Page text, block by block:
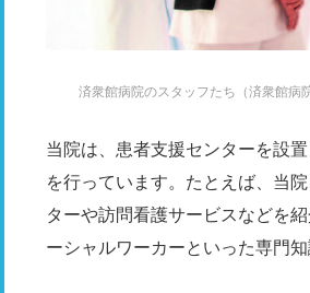
済衆館病院のスタッフたち（済衆館病
当院は、患者支援センターを設
を行っています。たとえば、当
ターや訪問看護サービスなどを
ーシャルワーカーといった専門